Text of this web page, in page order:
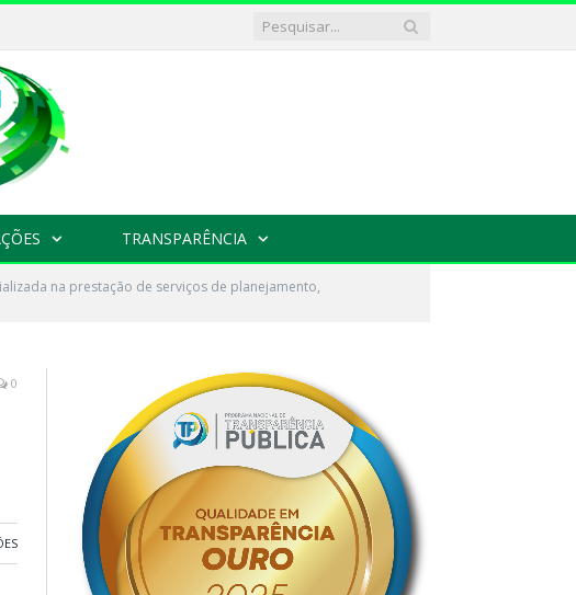
TRANSPARÊNCIA
na prestação de serviços de planejamento,
0